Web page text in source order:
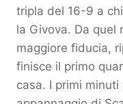
tripla del 16-9 a
la Givova. Da quel
maggiore fiducia,
finisce il primo
casa. I primi